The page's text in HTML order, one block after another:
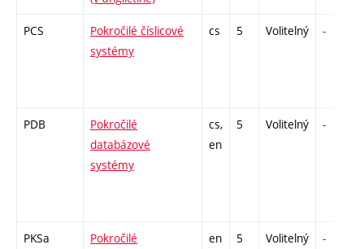
PCS
Pokročilé číslicové
systémy
cs 5 Volitelný -
PDB
Pokročilé
databázové
systémy
cs,
en
5 Volitelný -
PKSa
Pokročilé
en 5 Volitelný -